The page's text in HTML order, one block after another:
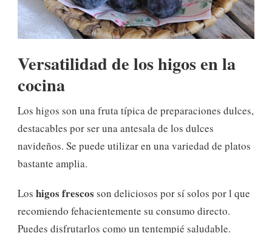
Versatilidad de los higos en la
cocina
Los higos son una fruta típica de preparaciones dulces,
destacables por ser una antesala de los dulces
navideños. Se puede utilizar en una variedad de platos
bastante amplia.
Los higos frescos son deliciosos por sí solos por l que
recomiendo fehacientemente su consumo directo.
Puedes disfrutarlos como un tentempié saludable.